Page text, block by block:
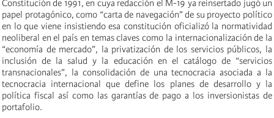
Constitución de 1991, en cuya redacción el M-19 ya reinsertado jugó un
papel protagónico, como “carta de navegación” de su proyecto político
en lo que viene insistiendo esa constitución oficializó la normatividad
neoliberal en el país en temas claves como la internacionalización de la
“economía de mercado”, la privatización de los servicios públicos, la
inclusión de la salud y la educación en el catálogo de “servicios
transnacionales”, la consolidación de una tecnocracia asociada a la
tecnocracia internacional que define los planes de desarrollo y la
política fiscal así como las garantías de pago a los inversionistas de
portafolio.